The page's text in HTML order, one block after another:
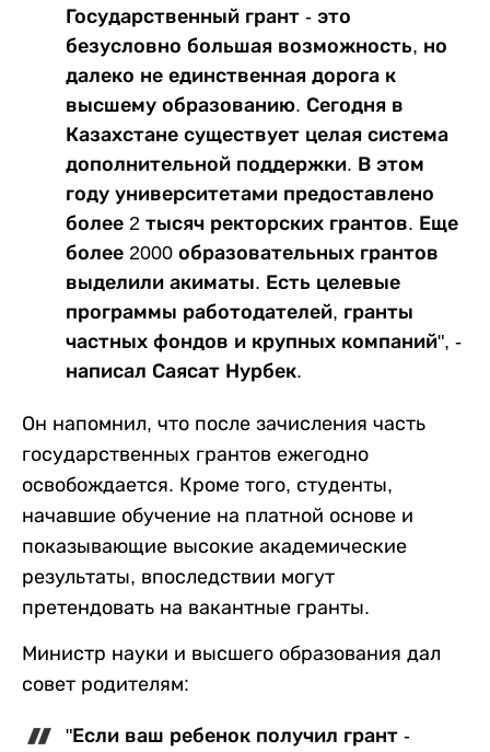
Государственный грант - это
безусловно большая возможность, но
далеко не единственная дорога к
высшему образованию. Сегодня в
Казахстане существует целая система
дополнительной поддержки. В этом
году университетами предоставлено
более 2 тысяч ректорских грантов. Еще
более 2000 образовательных грантов
выделили акиматы. Есть целевые
программы работодателей, гранты
частных фондов и крупных компаний", -
написал Саясат Нурбек.
Он напомнил, что после зачисления часть
государственных грантов ежегодно
освобождается. Кроме того, студенты,
начавшие обучение на платной основе и
показывающие высокие академические
результаты, впоследствии могут
претендовать на вакантные гранты.
Министр науки и высшего образования дал
совет родителям:
"Если ваш ребенок получил грант -